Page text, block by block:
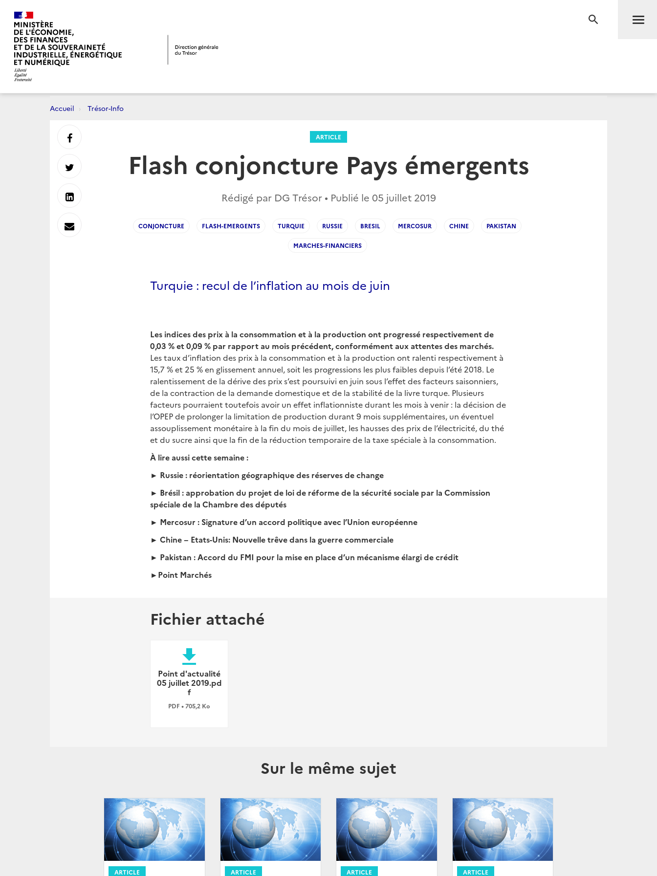
RECHERCHE
Accueil Trésor-Info
ARTICLE
Flash conjoncture Pays émergents
Rédigé par DG Trésor • Publié le 05 juillet 2019
CONJONCTURE FLASH-EMERGENTS TURQUIE RUSSIE BRESIL MERCOSUR CHINE PAKISTAN
MARCHES-FINANCIERS
Turquie : recul de l’inflation au mois de juin
Les indices des prix à la consommation et à la production ont progressé respectivement de
0,03 % et 0,09 % par rapport au mois précédent, conformément aux attentes des marchés.
Les taux d’inflation des prix à la consommation et à la production ont ralenti respectivement à
15,7 % et 25 % en glissement annuel, soit les progressions les plus faibles depuis l’été 2018. Le
ralentissement de la dérive des prix s’est poursuivi en juin sous l’effet des facteurs saisonniers,
de la contraction de la demande domestique et de la stabilité de la livre turque. Plusieurs
facteurs pourraient toutefois avoir un effet inflationniste durant les mois à venir : la décision de
l’OPEP de prolonger la limitation de production durant 9 mois supplémentaires, un éventuel
assouplissement monétaire à la fin du mois de juillet, les hausses des prix de l’électricité, du thé
et du sucre ainsi que la fin de la réduction temporaire de la taxe spéciale à la consommation.
À lire aussi cette semaine :
► Russie : réorientation géographique des réserves de change
► Brésil : approbation du projet de loi de réforme de la sécurité sociale par la Commission
spéciale de la Chambre des députés
► Mercosur : Signature d’un accord politique avec l’Union européenne
► Chine − Etats-Unis: Nouvelle trêve dans la guerre commerciale
► Pakistan : Accord du FMI pour la mise en place d’un mécanisme élargi de crédit
►Point Marchés
Fichier attaché
file_download
Point d'actualité
05 juillet 2019.pd
f
PDF • 705,2 Ko
Sur le même sujet
ARTICLE ARTICLE ARTICLE ARTICLE
Partager
sur
Partager
sur
Partager
sur
Envoyer